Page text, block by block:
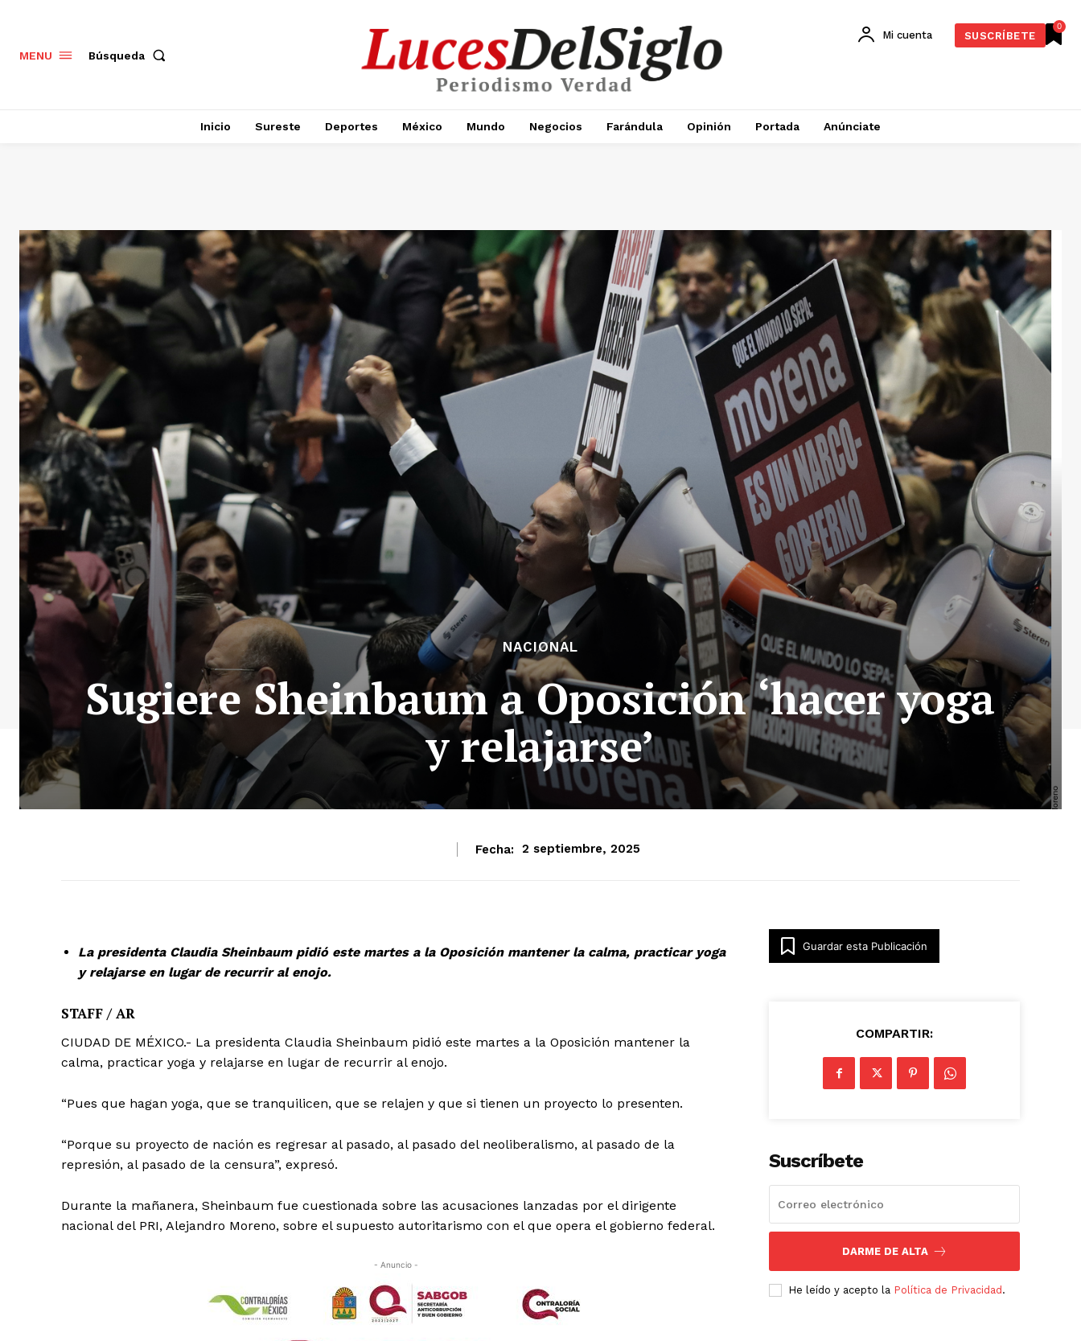
MENU Búsqueda
0
Mi cuenta SUSCRÍBETE
Inicio Sureste Deportes México Mundo Negocios Farándula Opinión Portada Anúnciate
NACIONAL
Sugiere Sheinbaum a Oposición ‘hacer yoga
y relajarse’
Fecha: 2 septiembre, 2025
La presidenta Claudia Sheinbaum pidió este martes a la Oposición mantener la calma, practicar yoga
y relajarse en lugar de recurrir al enojo.
STAFF / AR
CIUDAD DE MÉXICO.- La presidenta Claudia Sheinbaum pidió este martes a la Oposición mantener la
calma, practicar yoga y relajarse en lugar de recurrir al enojo.
“Pues que hagan yoga, que se tranquilicen, que se relajen y que si tienen un proyecto lo presenten.
“Porque su proyecto de nación es regresar al pasado, al pasado del neoliberalismo, al pasado de la
represión, al pasado de la censura”, expresó.
Durante la mañanera, Sheinbaum fue cuestionada sobre las acusaciones lanzadas por el dirigente
nacional del PRI, Alejandro Moreno, sobre el supuesto autoritarismo con el que opera el gobierno federal.
- Anuncio -
Guardar esta Publicación
COMPARTIR:
Suscríbete
DARME DE ALTA
He leído y acepto la Política de Privacidad .